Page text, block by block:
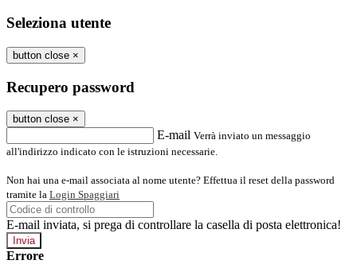
Seleziona utente
button close ×
Recupero password
button close ×
E-mail Verrà inviato un messaggio
all'indirizzo indicato con le istruzioni necessarie.
Non hai una e-mail associata al nome utente? Effettua il reset della password
tramite la Login Spaggiari
E-mail inviata, si prega di controllare la casella di posta elettronica!
Errore